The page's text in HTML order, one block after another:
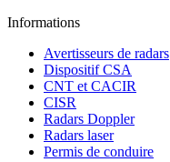
Informations
Avertisseurs de radars
Dispositif CSA
CNT et CACIR
CISR
Radars Doppler
Radars laser
Permis de conduire